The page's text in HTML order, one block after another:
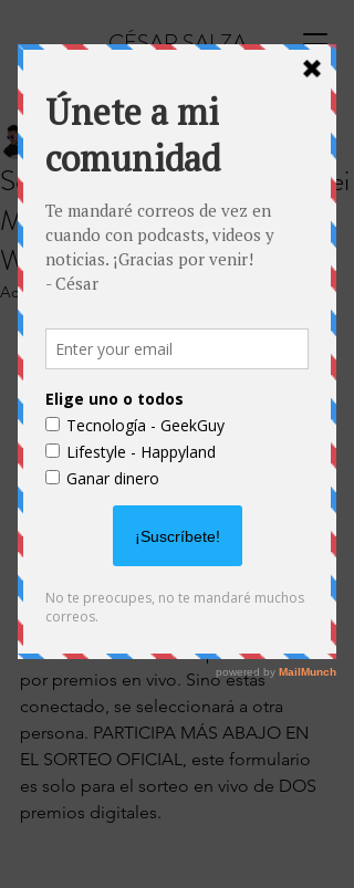
CÉSAR SALZA
Sorteo: gana un celular Huawei
Mate 20 y un reloj Huawei
Watch GT
31 dic 2020 1 min de lectura
Actualizado:29 ene 2021
Ya que visitas mi página no te pierdas
podcast y aquí el
contenido de tecnología. ¡Mucha
suerte!
Rellena este formulario para concursar
por premios en vivo. Sino estás
conectado, se seleccionará a otra
persona. PARTICIPA MÁS ABAJO EN
EL SORTEO OFICIAL, este formulario
es solo para el sorteo en vivo de DOS
premios digitales.